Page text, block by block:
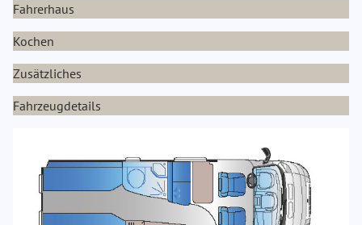
Fahrerhaus
Kochen
Zusätzliches
Fahrzeugdetails